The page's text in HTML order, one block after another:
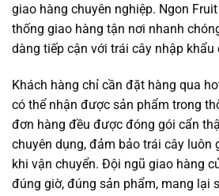
giao hàng chuyên nghiệp. Ngon
thống giao hàng tận nơi nhanh
dàng tiếp cận với trái cây nhập khẩu
Khách hàng chỉ cần đặt hàng qua
có thể nhận được sản phẩm trong
đơn hàng đều được đóng gói cẩn
chuyên dụng, đảm bảo trái cây
khi vận chuyển. Đội ngũ giao hàng
đúng giờ, đúng sản phẩm, mang lại